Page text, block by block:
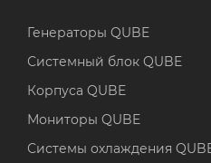
Генераторы QUBE
Системный блок QUBE
Корпуса QUBE
Мониторы QUBE
Системы охлаждения